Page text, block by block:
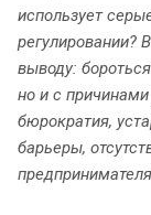
использует
регулировании?
выводу:
но и с
бюрократия,
барьеры,